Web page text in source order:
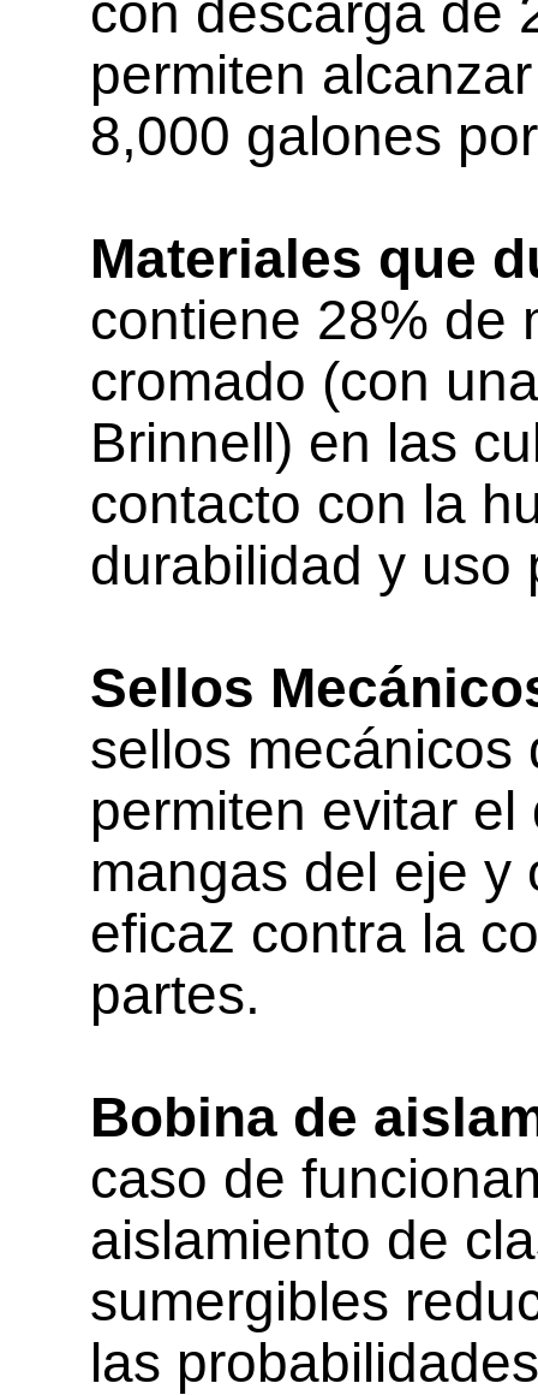
con descarga de
permiten
8,000 galones
Materiales que
contiene 28% de
cromado (con
Brinnell) en las
contacto con la
durabilidad y uso
Sellos
sellos mecánicos
permiten evitar
mangas del eje y
eficaz contra la
partes.
Bobina de
caso de
aislamiento de
sumergibles
las